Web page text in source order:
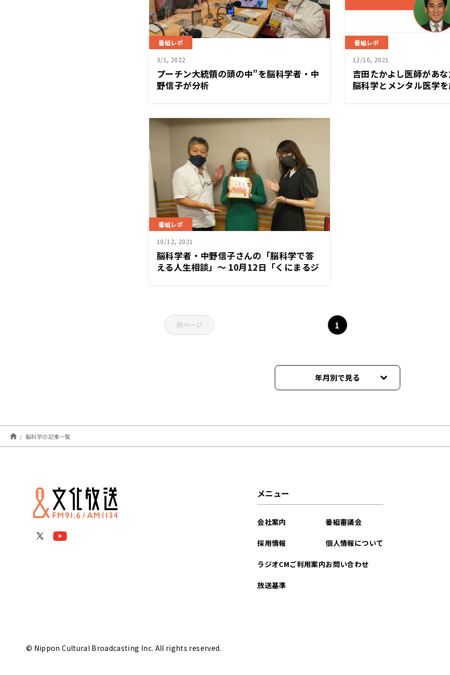
番組レポ
3/1, 2022
プーチン大統領の頭の中”を脳科学者・中
野信子が分析
番組レポ
12/10, 2021
吉田たかよし医師があ
脳科学とメンタル医学
番組レポ
10/12, 2021
脳科学者・中野信子さんの「脳科学で答
える人生相談」〜 10月12日「くにまるジ
前ページ 1
年月別で見る
脳科学の記事一覧
メニュー
会社案内
採用情報
ラジオCMご利用案内
放送基準
番組審議会
個人情報について
お問い合わせ
© Nippon Cultural Broadcasting Inc. All rights reserved.